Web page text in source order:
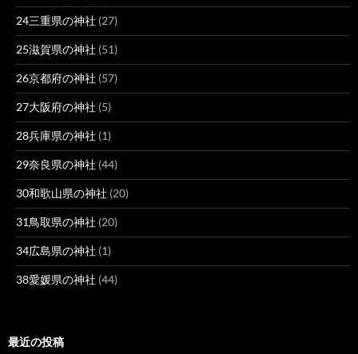
24三重県の神社 (27)
25滋賀県の神社 (51)
26京都府の神社 (57)
27大阪府の神社 (5)
28兵庫県の神社 (1)
29奈良県の神社 (44)
30和歌山県の神社 (20)
31鳥取県の神社 (20)
34広島県の神社 (1)
38愛媛県の神社 (44)
最近の投稿